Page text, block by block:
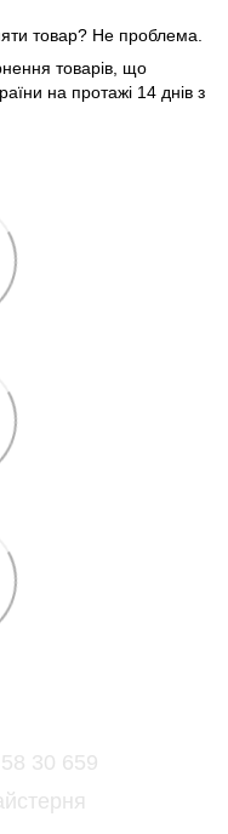
товар? Не проблема.
товарів, що
на протажі 14 днів з
30 659